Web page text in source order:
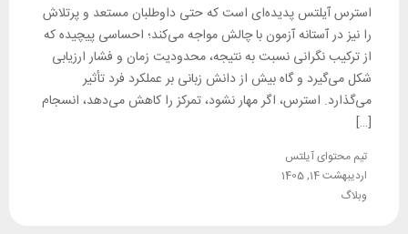
استرس آیلتس پدیده‌ای است که حتی داوطلبان مستعد و پرتلاش
را نیز در آستانه آزمون با چالش مواجه می‌کند؛ احساسی پیچیده که
از ترکیب نگرانی نسبت به نتیجه، محدودیت زمان و فشار ارزیابی
شکل می‌گیرد و گاه بیش از دانش زبانی بر عملکرد فرد تأثیر
می‌گذارد. استرس، اگر مهار نشود، تمرکز را کاهش می‌دهد، انسجام
[…]
تیم محتوای آیلتس
اردیبهشت 14, 1405
وبلاگ